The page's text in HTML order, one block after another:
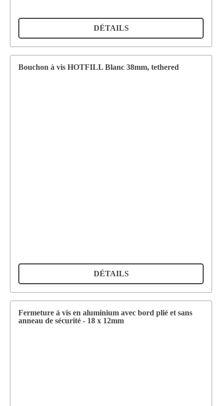
DÉTAILS
Bouchon à vis HOTFILL Blanc 38mm, tethered
DÉTAILS
Fermeture à vis en aluminium avec bord plié et sans
anneau de sécurité - 18 x 12mm